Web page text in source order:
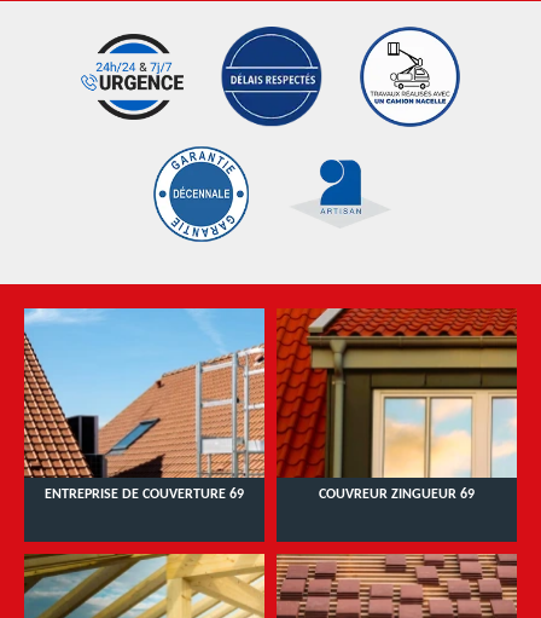
ENTREPRISE DE COUVERTURE 69 COUVREUR ZINGUEUR 69